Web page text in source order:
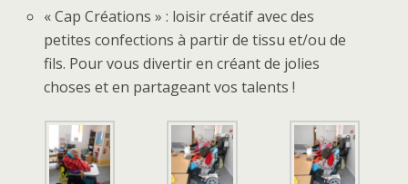
« Cap Créations » : loisir créatif avec des
petites confections à partir de tissu et/ou de
fils. Pour vous divertir en créant de jolies
choses et en partageant vos talents !